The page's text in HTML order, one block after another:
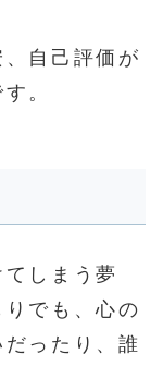
自己評価が
。
しまう夢
でも、心の
ったり、誰